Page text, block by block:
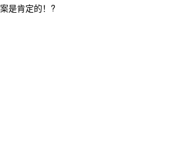
是肯定的！?